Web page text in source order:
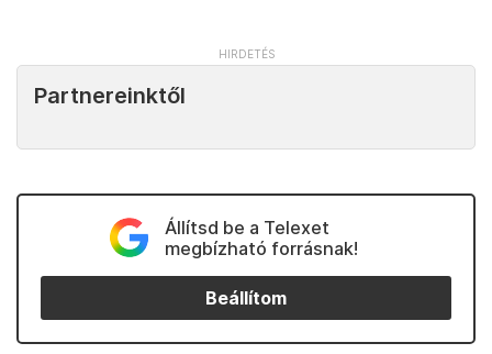
Partnereinktől
Állítsd be a Telexet
megbízható forrásnak!
Beállítom